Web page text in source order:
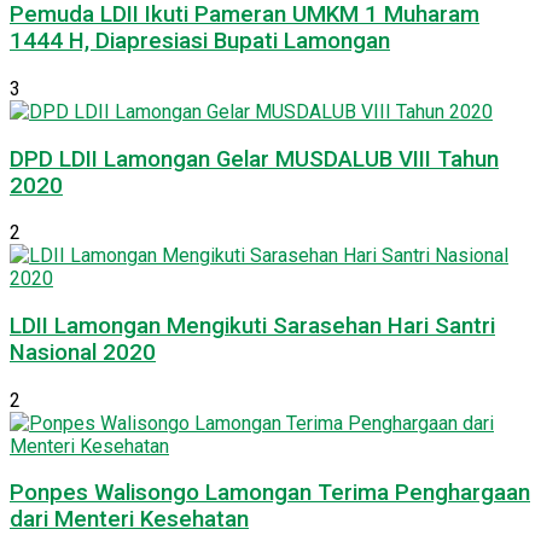
Pemuda LDII Ikuti Pameran UMKM 1 Muharam
1444 H, Diapresiasi Bupati Lamongan
3
DPD LDII Lamongan Gelar MUSDALUB VIII Tahun
2020
2
LDII Lamongan Mengikuti Sarasehan Hari Santri
Nasional 2020
2
Ponpes Walisongo Lamongan Terima Penghargaan
dari Menteri Kesehatan